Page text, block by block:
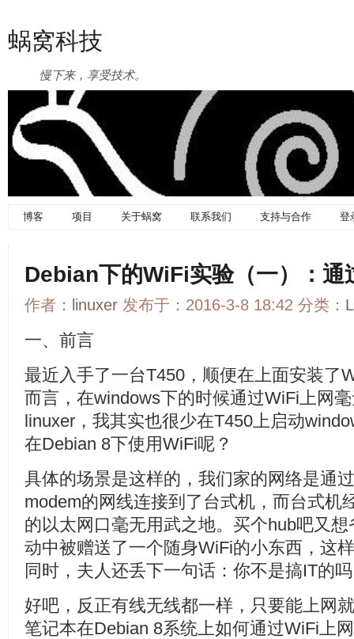
蜗窝科技
慢下来，享受技术。
博客 项目 关于蜗窝 联系我们 支持与合作 登
Debian下的WiFi实验（一）：通
作者： linuxer 发布于：2016-3-8 18:42 分类：
一、前言
最近入手了一台T450，顺便在上面安装了
而言，在windows下的时候通过WiFi上网
linuxer，我其实也很少在T450上启动
在Debian 8下使用WiFi呢？
具体的场景是这样的，我们家的网络是通
modem的网线连接到了台式机，而台式机
的以太网口毫无用武之地。买个hub吧又
动中被赠送了一个随身WiFi的小东西，这
同时，夫人还丢下一句话：你不是搞IT的
好吧，反正有线无线都一样，只要能上网
笔记本在Debian 8系统上如何通过WiFi上